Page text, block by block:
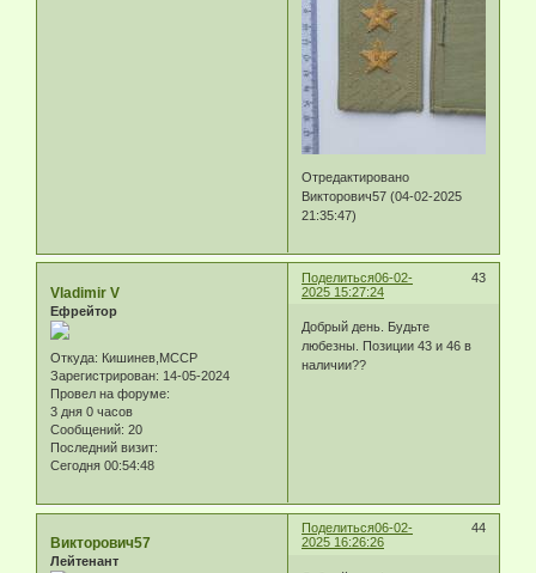
Отредактировано
Викторович57 (04-02-2025
21:35:47)
Поделиться 43
06-02-
2025 15:27:24
Vladimir V
Ефрейтор
Откуда: Кишинев,МССР
Зарегистрирован: 14-05-2024
Провел на форуме:
3 дня 0 часов
Сообщений: 20
Последний визит:
Сегодня 00:54:48
Добрый день. Будьте
любезны. Позиции 43 и 46 в
наличии??
Поделиться 44
06-02-
2025 16:26:26
Викторович57
Лейтенант